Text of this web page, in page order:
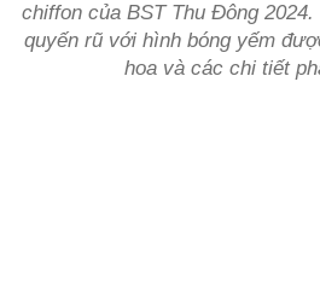
chiffon của BST Thu Đông
quyến rũ với hình bóng yếm
hoa và các chi tiết